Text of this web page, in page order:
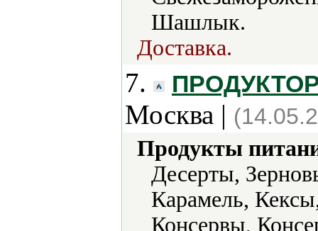
Шашлык.
Доставка.
7.
Москва |
Продукты
Десерты,
Карамель,
Консервы,